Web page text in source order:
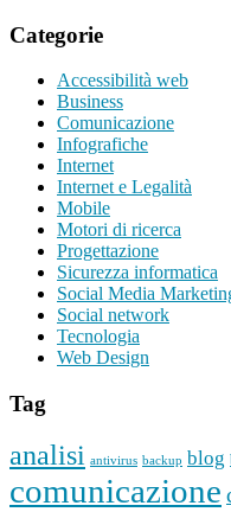
Categorie
Accessibilità web
Business
Comunicazione
Infografiche
Internet
Internet e Legalità
Mobile
Motori di ricerca
Progettazione
Sicurezza informatica
Social Media
Social network
Tecnologia
Web Design
Tag
analisi antivirus backup blog
comunicazione